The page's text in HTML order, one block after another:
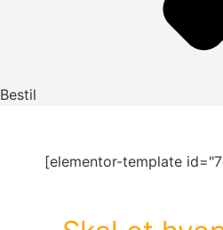
Bestil
[elementor-template